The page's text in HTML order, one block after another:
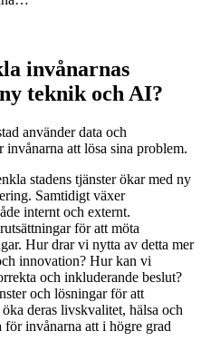
invånarnas
teknik och AI?
använder data och
att lösa sina problem.
stadens tjänster ökar med ny
Samtidigt växer
internt och externt.
för att möta
Hur drar vi nytta av detta mer
innovation? Hur kan vi
och inkluderande beslut?
och lösningar för att
deras livskvalitet, hälsa och
invånarna att i högre grad